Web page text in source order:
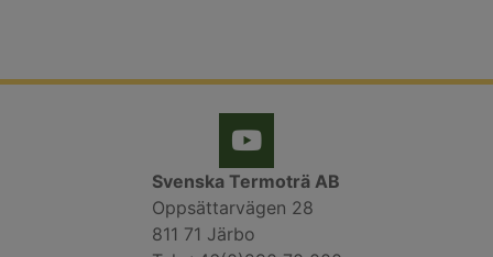
Svenska Termoträ AB
Oppsättarvägen 28
811 71 Järbo